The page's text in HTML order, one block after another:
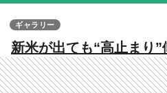
新米が出ても“高止まり
政府の『おこめ券』検討に賛否 迫
の抜本的な見直し 【福
ギャラリー